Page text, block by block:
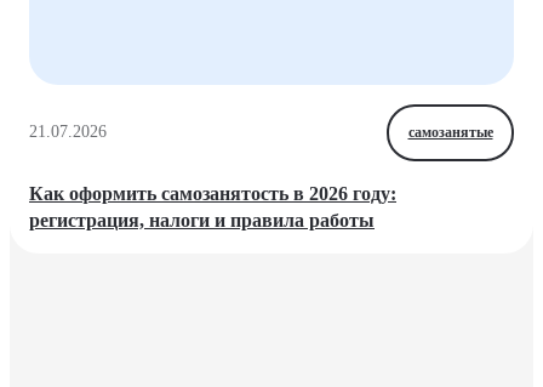
21.07.2026 самозанятые
Как оформить самозанятость в 2026 году:
регистрация, налоги и правила работы